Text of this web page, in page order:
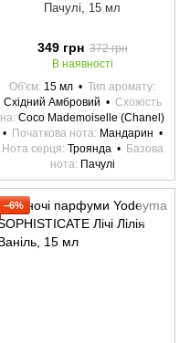
Пачулі, 15 мл
349 грн 372 грн
В наявності
Об'єм 15 мл
Тип аромату
Східний Амбровий
Схожість
на Coco Mademoiselle (Chanel)
Початкова нота
Мандарин
Нота серця Троянда
Базова
нота
Пачулі
−6%